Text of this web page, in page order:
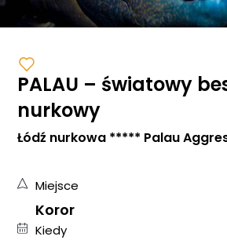
PALAU – światowy
nurkowy
Łódź nurkowa ***** Palau
Miejsce
Koror
Kiedy